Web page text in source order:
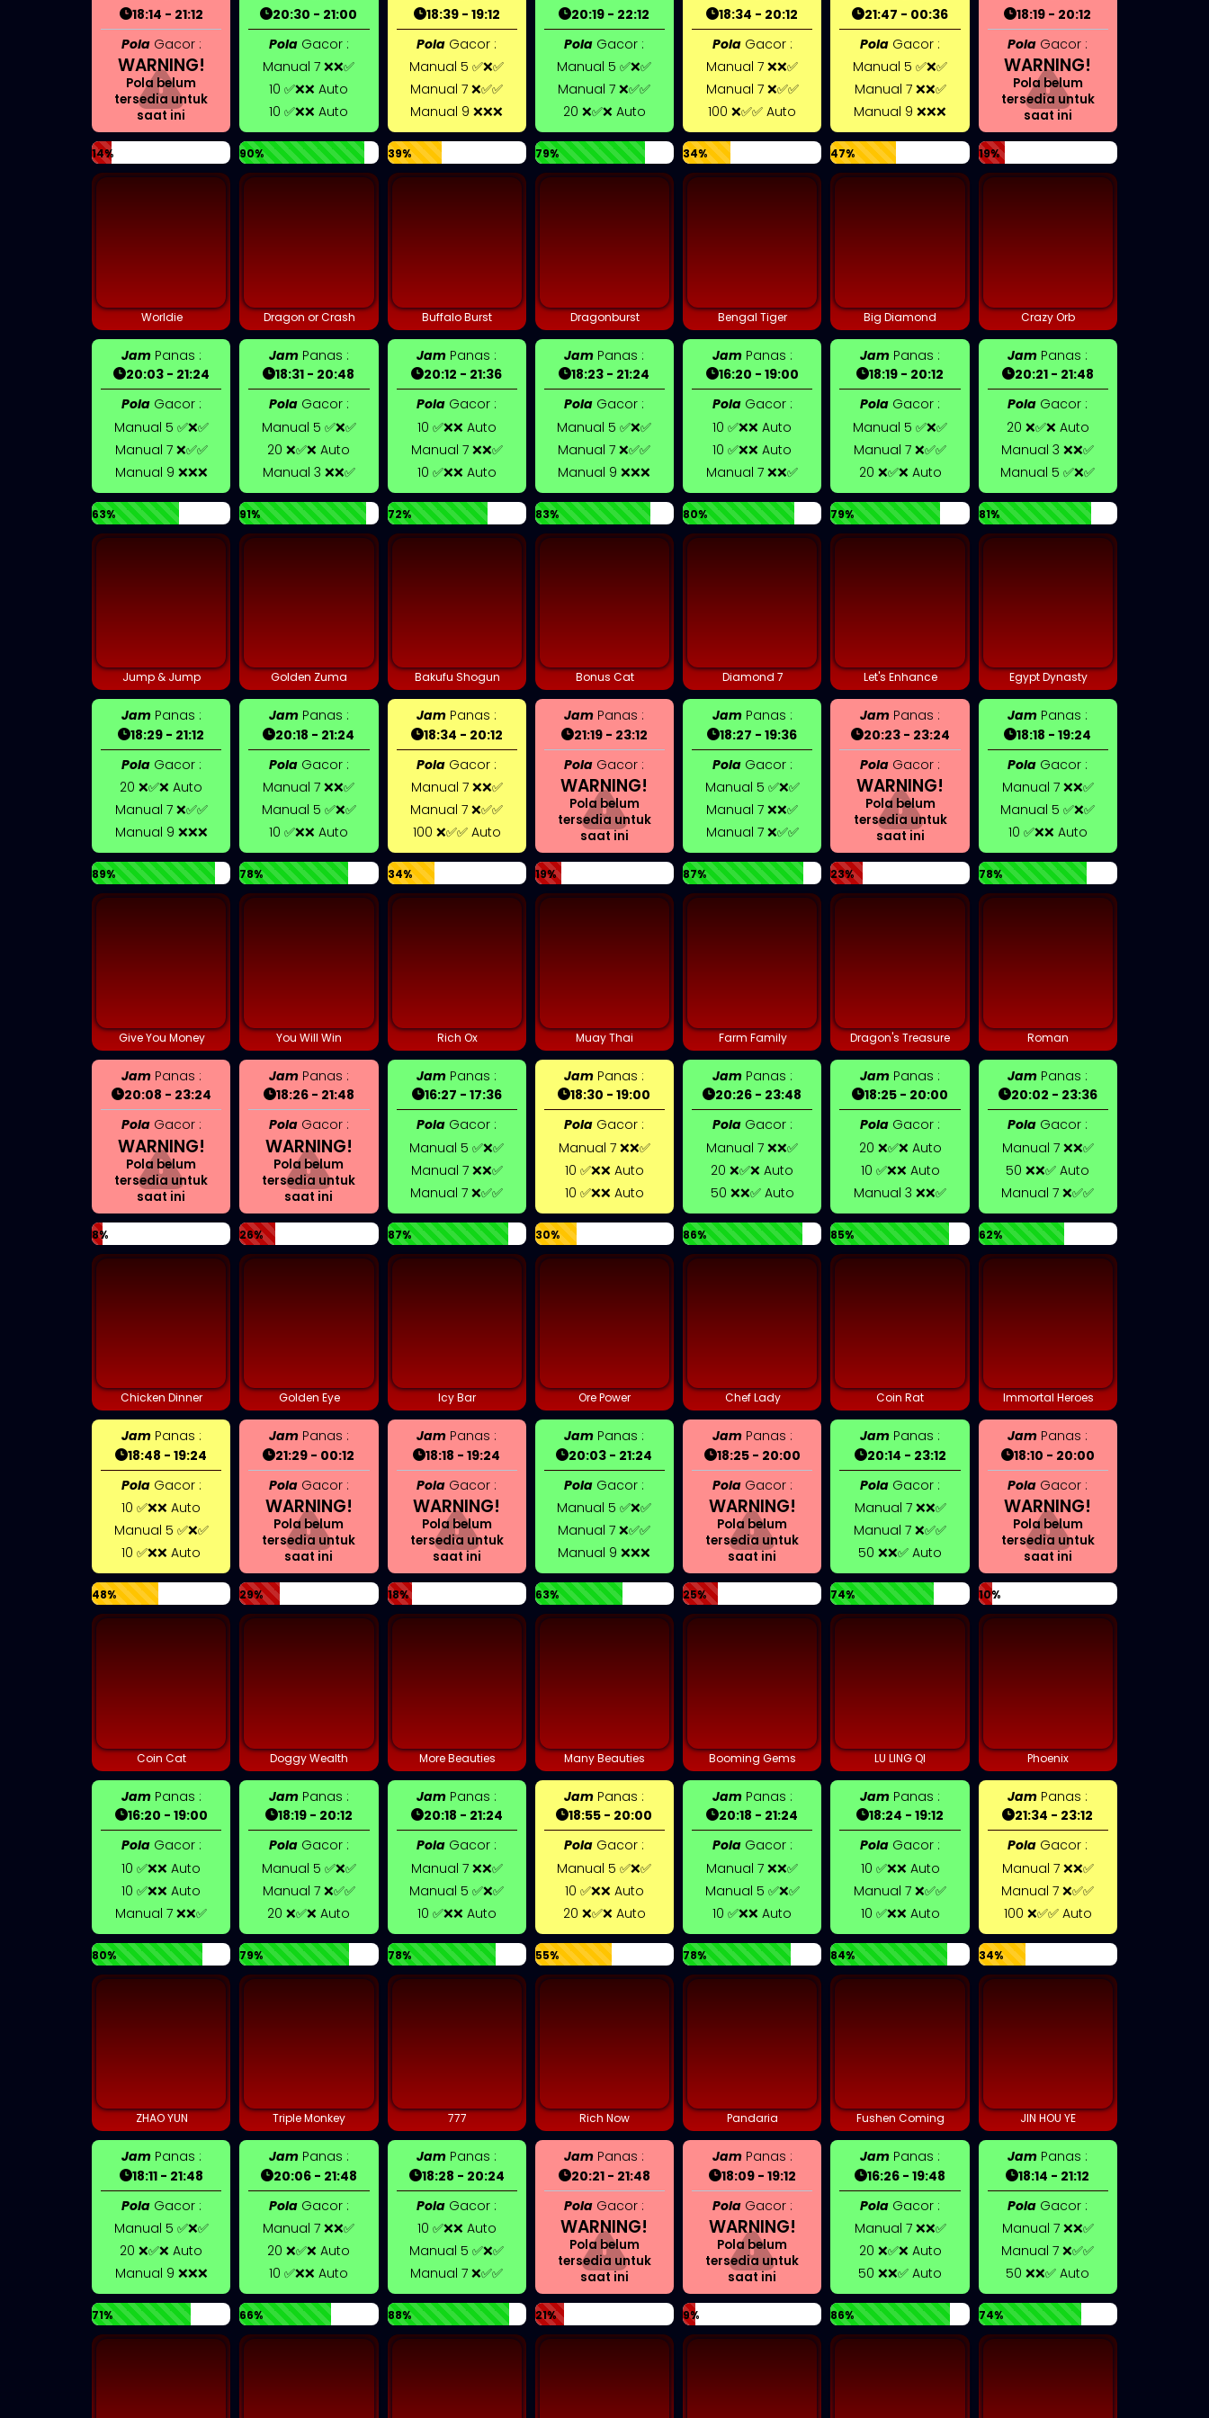
18:14 - 21:12
PolaGacor :
WARNING!
Pola belum
tersedia untuk
saat ini
14%
20:30 - 21:00
PolaGacor :
Manual 7 ❌❌✅
10 ✅❌❌ Auto
10 ✅❌❌ Auto
90%
18:39 - 19:12
Pola Gacor :
Manual 5 ✅❌✅
Manual 7 ❌✅✅
Manual 9 ❌❌❌
39%
20:19 - 22:12
Pola Gacor :
Manual 5 ✅❌✅
Manual 7 ❌✅✅
20 ❌✅❌ Auto
79%
18:34 - 20:12
PolaGacor :
Manual 7 ❌❌✅
Manual 7 ❌✅✅
100 ❌✅✅ Auto
34%
21:47 - 00:36
Pola Gacor :
Manual 5 ✅❌✅
Manual 7 ❌❌✅
Manual 9 ❌❌❌
47%
18:19 - 20:12
Pola Gacor :
WARNING!
Pola belum
tersedia untuk
saat ini
19%
Worldie
JamPanas :
20:03 - 21:24
PolaGacor :
Manual 5 ✅❌✅
Manual 7 ❌✅✅
Manual 9 ❌❌❌
63%
Dragon or Crash
JamPanas :
18:31 - 20:48
PolaGacor :
Manual 5 ✅❌✅
20 ❌✅❌ Auto
Manual 3 ❌❌✅
91%
Buffalo Burst
Jam Panas :
20:12 - 21:36
Pola Gacor :
10 ✅❌❌ Auto
Manual 7 ❌❌✅
10 ✅❌❌ Auto
72%
Dragonburst
Jam Panas :
18:23 - 21:24
Pola Gacor :
Manual 5 ✅❌✅
Manual 7 ❌✅✅
Manual 9 ❌❌❌
83%
Bengal Tiger
JamPanas :
16:20 - 19:00
PolaGacor :
10 ✅❌❌ Auto
10 ✅❌❌ Auto
Manual 7 ❌❌✅
80%
Big Diamond
Jam Panas :
18:19 - 20:12
Pola Gacor :
Manual 5 ✅❌✅
Manual 7 ❌✅✅
20 ❌✅❌ Auto
79%
Crazy Orb
Jam Panas :
20:21 - 21:48
Pola Gacor :
20 ❌✅❌ Auto
Manual 3 ❌❌✅
Manual 5 ✅❌✅
81%
Jump & Jump
JamPanas :
18:29 - 21:12
PolaGacor :
20 ❌✅❌ Auto
Manual 7 ❌✅✅
Manual 9 ❌❌❌
89%
Golden Zuma
JamPanas :
20:18 - 21:24
PolaGacor :
Manual 7 ❌❌✅
Manual 5 ✅❌✅
10 ✅❌❌ Auto
78%
Bakufu Shogun
Jam Panas :
18:34 - 20:12
Pola Gacor :
Manual 7 ❌❌✅
Manual 7 ❌✅✅
100 ❌✅✅ Auto
34%
Bonus Cat
Jam Panas :
21:19 - 23:12
Pola Gacor :
WARNING!
Pola belum
tersedia untuk
saat ini
19%
Diamond 7
JamPanas :
18:27 - 19:36
PolaGacor :
Manual 5 ✅❌✅
Manual 7 ❌❌✅
Manual 7 ❌✅✅
87%
Let's Enhance
Jam Panas :
20:23 - 23:24
Pola Gacor :
WARNING!
Pola belum
tersedia untuk
saat ini
23%
Egypt Dynasty
Jam Panas :
18:18 - 19:24
Pola Gacor :
Manual 7 ❌❌✅
Manual 5 ✅❌✅
10 ✅❌❌ Auto
78%
Give You Money
JamPanas :
20:08 - 23:24
PolaGacor :
WARNING!
Pola belum
tersedia untuk
saat ini
8%
You Will Win
JamPanas :
18:26 - 21:48
PolaGacor :
WARNING!
Pola belum
tersedia untuk
saat ini
26%
Rich Ox
Jam Panas :
16:27 - 17:36
Pola Gacor :
Manual 5 ✅❌✅
Manual 7 ❌❌✅
Manual 7 ❌✅✅
87%
Muay Thai
Jam Panas :
18:30 - 19:00
Pola Gacor :
Manual 7 ❌❌✅
10 ✅❌❌ Auto
10 ✅❌❌ Auto
30%
Farm Family
JamPanas :
20:26 - 23:48
PolaGacor :
Manual 7 ❌❌✅
20 ❌✅❌ Auto
50 ❌❌✅ Auto
86%
Dragon's Treasure
Jam Panas :
18:25 - 20:00
Pola Gacor :
20 ❌✅❌ Auto
10 ✅❌❌ Auto
Manual 3 ❌❌✅
85%
Roman
Jam Panas :
20:02 - 23:36
Pola Gacor :
Manual 7 ❌❌✅
50 ❌❌✅ Auto
Manual 7 ❌✅✅
62%
Chicken Dinner
JamPanas :
18:48 - 19:24
PolaGacor :
10 ✅❌❌ Auto
Manual 5 ✅❌✅
10 ✅❌❌ Auto
48%
Golden Eye
JamPanas :
21:29 - 00:12
PolaGacor :
WARNING!
Pola belum
tersedia untuk
saat ini
29%
Icy Bar
Jam Panas :
18:18 - 19:24
Pola Gacor :
WARNING!
Pola belum
tersedia untuk
saat ini
18%
Ore Power
Jam Panas :
20:03 - 21:24
Pola Gacor :
Manual 5 ✅❌✅
Manual 7 ❌✅✅
Manual 9 ❌❌❌
63%
Chef Lady
JamPanas :
18:25 - 20:00
PolaGacor :
WARNING!
Pola belum
tersedia untuk
saat ini
25%
Coin Rat
Jam Panas :
20:14 - 23:12
Pola Gacor :
Manual 7 ❌❌✅
Manual 7 ❌✅✅
50 ❌❌✅ Auto
74%
Immortal Heroes
Jam Panas :
18:10 - 20:00
Pola Gacor :
WARNING!
Pola belum
tersedia untuk
saat ini
10%
Coin Cat
JamPanas :
16:20 - 19:00
PolaGacor :
10 ✅❌❌ Auto
10 ✅❌❌ Auto
Manual 7 ❌❌✅
80%
Doggy Wealth
JamPanas :
18:19 - 20:12
PolaGacor :
Manual 5 ✅❌✅
Manual 7 ❌✅✅
20 ❌✅❌ Auto
79%
More Beauties
Jam Panas :
20:18 - 21:24
Pola Gacor :
Manual 7 ❌❌✅
Manual 5 ✅❌✅
10 ✅❌❌ Auto
78%
Many Beauties
Jam Panas :
18:55 - 20:00
Pola Gacor :
Manual 5 ✅❌✅
10 ✅❌❌ Auto
20 ❌✅❌ Auto
55%
Booming Gems
JamPanas :
20:18 - 21:24
PolaGacor :
Manual 7 ❌❌✅
Manual 5 ✅❌✅
10 ✅❌❌ Auto
78%
LU LING QI
Jam Panas :
18:24 - 19:12
Pola Gacor :
10 ✅❌❌ Auto
Manual 7 ❌✅✅
10 ✅❌❌ Auto
84%
Phoenix
Jam Panas :
21:34 - 23:12
Pola Gacor :
Manual 7 ❌❌✅
Manual 7 ❌✅✅
100 ❌✅✅ Auto
34%
ZHAO YUN
JamPanas :
18:11 - 21:48
PolaGacor :
Manual 5 ✅❌✅
20 ❌✅❌ Auto
Manual 9 ❌❌❌
71%
Triple Monkey
JamPanas :
20:06 - 21:48
PolaGacor :
Manual 7 ❌❌✅
20 ❌✅❌ Auto
10 ✅❌❌ Auto
66%
777
Jam Panas :
18:28 - 20:24
Pola Gacor :
10 ✅❌❌ Auto
Manual 5 ✅❌✅
Manual 7 ❌✅✅
88%
Rich Now
Jam Panas :
20:21 - 21:48
Pola Gacor :
WARNING!
Pola belum
tersedia untuk
saat ini
21%
Pandaria
JamPanas :
18:09 - 19:12
PolaGacor :
WARNING!
Pola belum
tersedia untuk
saat ini
9%
Fushen Coming
Jam Panas :
16:26 - 19:48
Pola Gacor :
Manual 7 ❌❌✅
20 ❌✅❌ Auto
50 ❌❌✅ Auto
86%
JIN HOU YE
Jam Panas :
18:14 - 21:12
Pola Gacor :
Manual 7 ❌❌✅
Manual 7 ❌✅✅
50 ❌❌✅ Auto
74%